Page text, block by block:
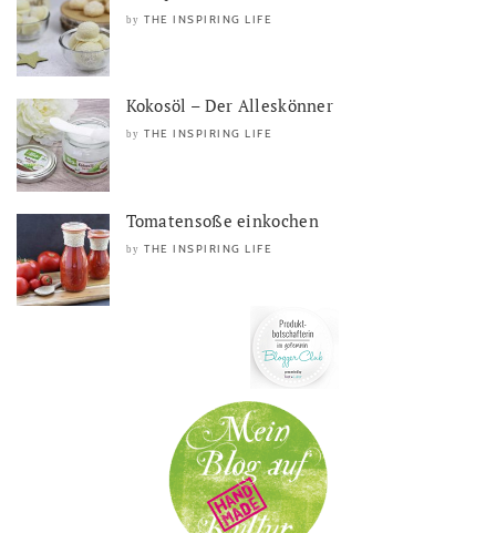
by THE INSPIRING LIFE
Kokosöl – Der Alleskönner
by THE INSPIRING LIFE
Tomatensoße einkochen
by THE INSPIRING LIFE